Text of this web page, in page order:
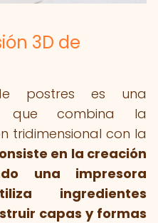
3D de
postres es una
que combina la
tridimensional con la
en la creación
una impresora
ingredientes
capas y formas